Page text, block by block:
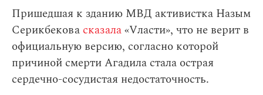
Пришедшая к зданию МВД активистка Назым
Серикбекова сказала«Vласти», что не верит в
официальную версию, согласно которой
причиной смерти Агадила стала острая
сердечно-сосудистая недостаточность.